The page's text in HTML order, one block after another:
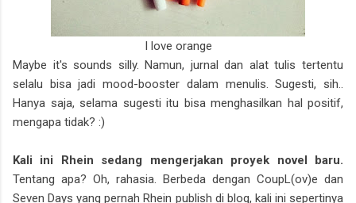
I love orange
Maybe it's sounds silly. Namun, jurnal dan alat tulis tertentu
selalu bisa jadi mood-booster dalam menulis. Sugesti, sih..
Hanya saja, selama sugesti itu bisa menghasilkan hal positif,
mengapa tidak? :)
Kali ini Rhein sedang mengerjakan proyek novel baru.
Tentang apa? Oh, rahasia. Berbeda dengan CoupL(ov)e dan
Seven Days yang pernah Rhein publish di blog, kali ini sepertinya